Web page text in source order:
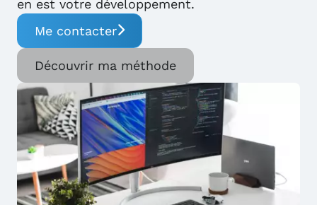
en est votre développement.
Me contacter
Découvrir ma méthode